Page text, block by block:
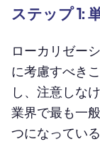
ステップ 1:
ローカリゼー
に考慮すべき
し、注意しな
業界で最も一
つになってい